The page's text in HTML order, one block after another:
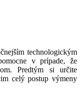
technologickým
v prípade, že
Predtým si určite
celý postup výmeny